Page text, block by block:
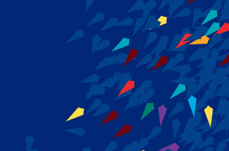
MASARYKOVA UNIVERZITA